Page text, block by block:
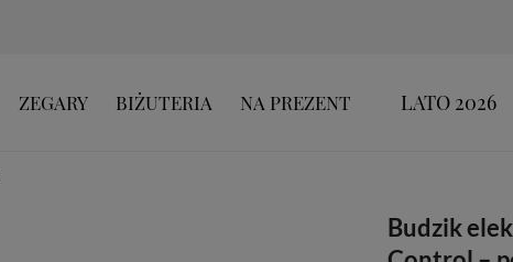
ZEGARY BIŻUTERIA NA PREZENT LATO 2026
Budzik